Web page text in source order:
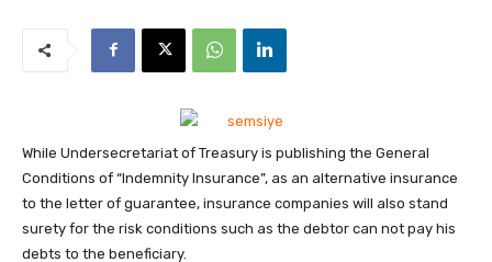
While Undersecretariat of Treasury is publishing the General
Conditions of “Indemnity Insurance”, as an alternative insurance
to the letter of guarantee, insurance companies will also stand
surety for the risk conditions such as the debtor can not pay his
debts to the beneficiary.